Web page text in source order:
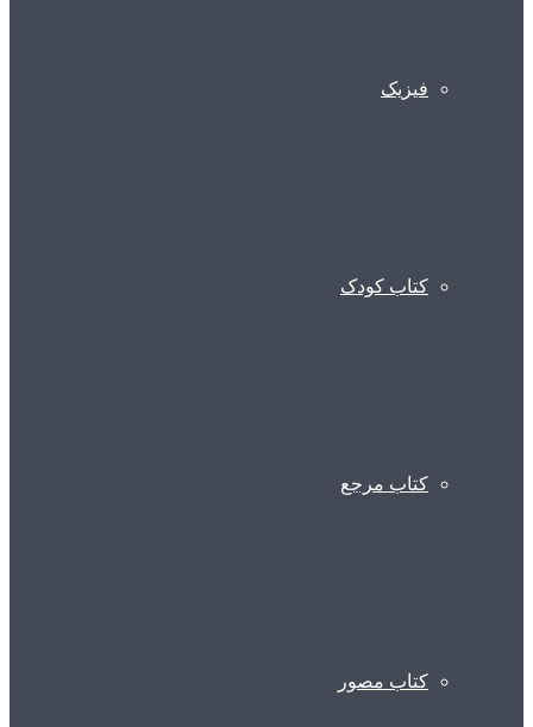
فیزیک
کتاب کودک
کتاب مرجع
کتاب مصور